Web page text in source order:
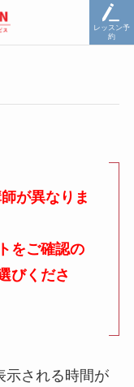
レッスン予
約
が異なりま
をご確認の
びくださ
示される時間が